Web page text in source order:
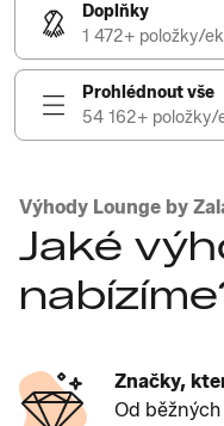
Doplňky
1 472+ položky/ek
Prohlédnout vše
54 162+ položky/
Výhody Lounge by
Jaké
Značky,
Od